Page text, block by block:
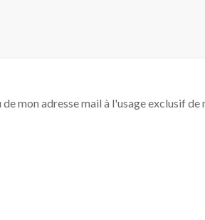
mon adresse mail à l'usage exclusif de